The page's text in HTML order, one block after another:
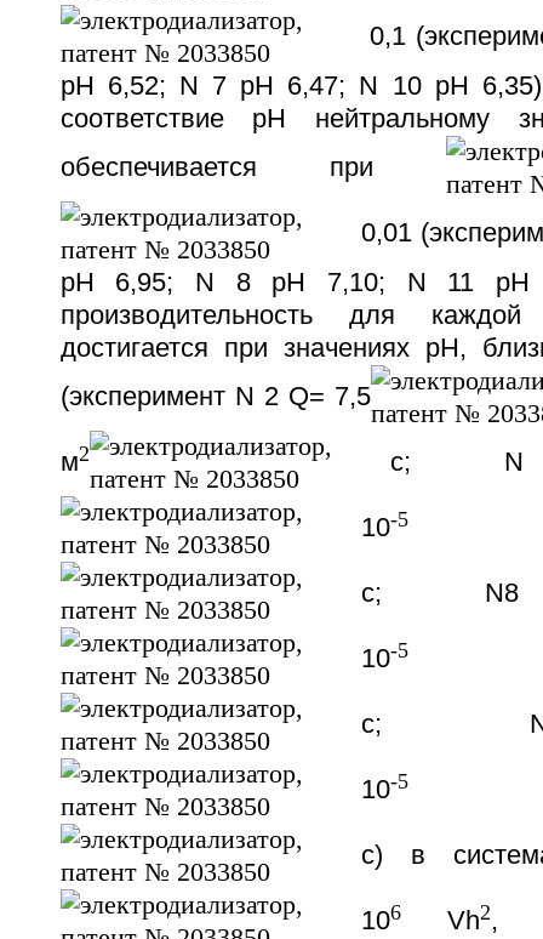
0,1
pH 6,52; N 7 pH 6,47; N 10 pH
соответствие pH нейтральному
обеспечивается при
0,01
pH 6,95; N 8 pH 7,10; N 11 pH
производительность для
достигается при значениях pH,
(эксперимент N 2 Q= 7,5
м2 с; N
10-5
с;
10-5
с;
10-5
с) в
106Vh2,